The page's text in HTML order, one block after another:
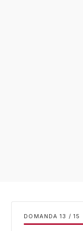
DOMANDA / 15